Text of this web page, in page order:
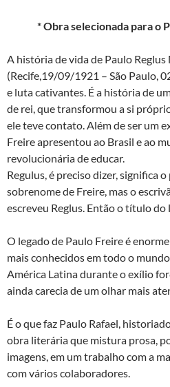
* Obra selecionada para o
A história de vida de Paulo Reglus
(Recife,19/09/1921 – São Paulo,
e luta cativantes. É a história de
de rei, que transformou a si
ele teve contato. Além de ser um
Freire apresentou ao Brasil e ao
revolucionária de educar.
Regulus, é preciso dizer, significa
sobrenome de Freire, mas o
escreveu Reglus. Então o título do
O legado de Paulo Freire é
mais conhecidos em todo o
América Latina durante o exílio
ainda carecia de um olhar mais
É o que faz Paulo Rafael,
obra literária que mistura prosa,
imagens, em um trabalho com a
com vários colaboradores.